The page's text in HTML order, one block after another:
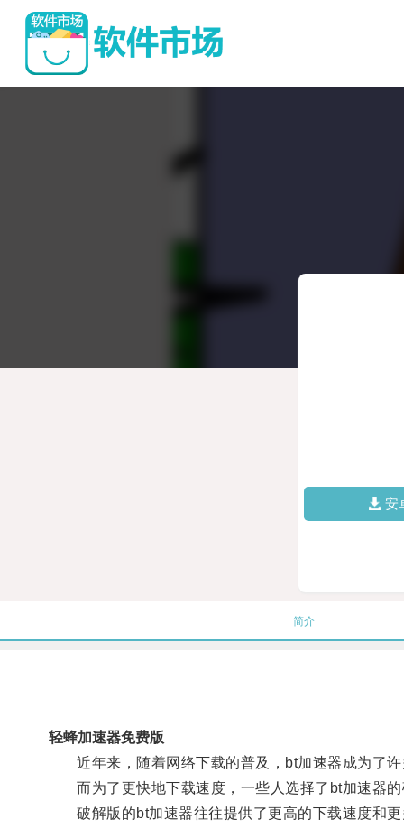
安
简介
轻蜂加速器免费版
近年来，随着网络下载的普及，bt加速器成为了许
而为了更快地下载速度，一些人选择了bt加速器的
破解版的bt加速器往往提供了更高的下载速度和更